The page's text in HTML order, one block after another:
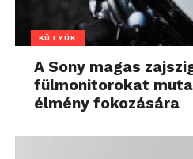
KÜTYÜK
A Sony magas
fülmonitorokat
élmény fokozására